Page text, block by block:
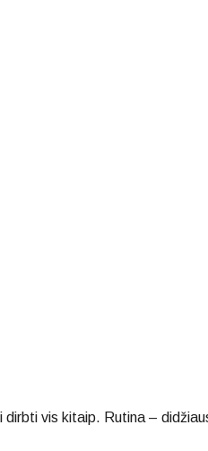
vis kitaip. Rutina –